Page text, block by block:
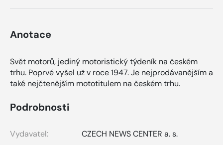
Anotace
Svět motorů, jediný motoristický týdeník na českém
trhu. Poprvé vyšel už v roce 1947. Je nejprodávanějším a
také nejčtenějším mototitulem na českém trhu.
Podrobnosti
Vydavatel:
CZECH NEWS CENTER a. s.